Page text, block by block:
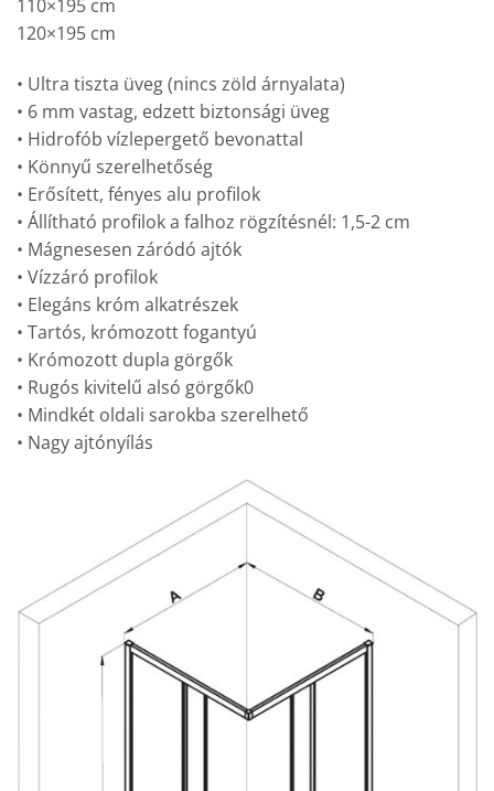
110×195 cm
120×195 cm
• Ultra tiszta üveg (nincs zöld árnyalata)
• 6 mm vastag, edzett biztonsági üveg
• Hidrofób vízlepergető bevonattal
• Könnyű szerelhetőség
• Erősített, fényes alu profilok
• Állítható profilok a falhoz rögzítésnél: 1,5-2 cm
• Mágnesesen záródó ajtók
• Vízzáró profilok
• Elegáns króm alkatrészek
• Tartós, krómozott fogantyú
• Krómozott dupla görgők
• Rugós kivitelű alsó görgők0
• Mindkét oldali sarokba szerelhető
• Nagy ajtónyílás